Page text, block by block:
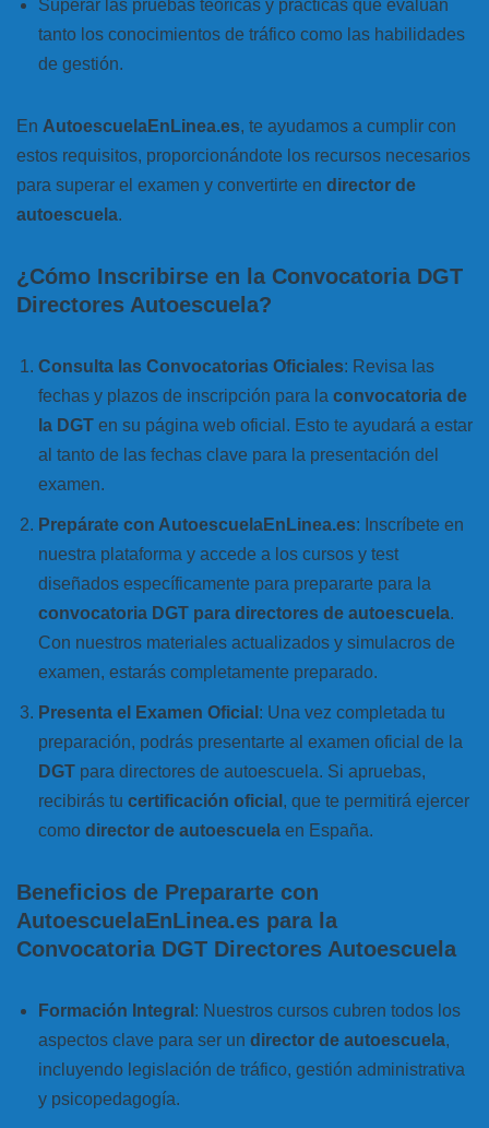
Superar las pruebas teóricas y prácticas que evalúan
tanto los conocimientos de tráfico como las habilidades
de gestión.
En AutoescuelaEnLinea.es, te ayudamos a cumplir con
estos requisitos, proporcionándote los recursos necesarios
para superar el examen y convertirte en director de
autoescuela.
¿Cómo Inscribirse en la Convocatoria DGT
Directores Autoescuela?
Consulta las Convocatorias Oficiales: Revisa las
fechas y plazos de inscripción para la convocatoria de
la DGT en su página web oficial. Esto te ayudará a estar
al tanto de las fechas clave para la presentación del
examen.
Prepárate con AutoescuelaEnLinea.es: Inscríbete en
nuestra plataforma y accede a los cursos y test
diseñados específicamente para prepararte para la
convocatoria DGT para directores de autoescuela.
Con nuestros materiales actualizados y simulacros de
examen, estarás completamente preparado.
Presenta el Examen Oficial : Una vez completada tu
preparación, podrás presentarte al examen oficial de la
DGT para directores de autoescuela. Si apruebas,
recibirás tu certificación oficial , que te permitirá ejercer
como director de autoescuela en España.
Beneficios de Prepararte con
AutoescuelaEnLinea.es para la
Convocatoria DGT Directores Autoescuela
Formación Integral : Nuestros cursos cubren todos los
aspectos clave para ser un director de autoescuela,
incluyendo legislación de tráfico, gestión administrativa
y psicopedagogía.